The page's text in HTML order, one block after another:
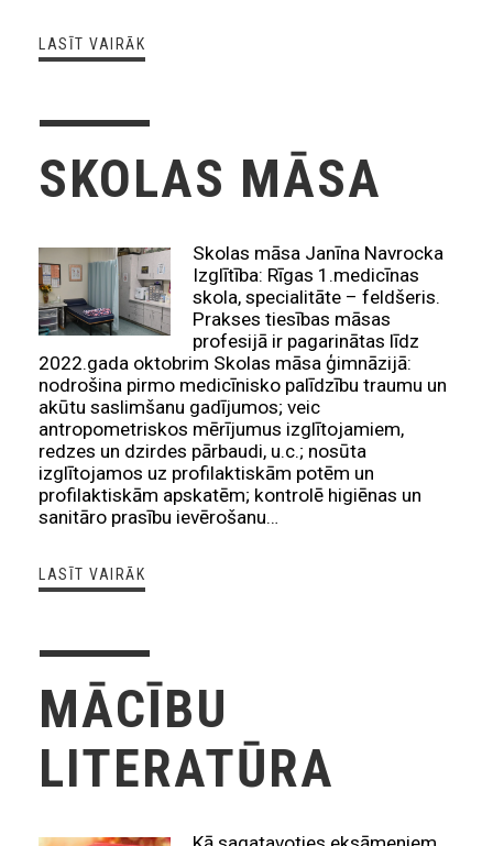
LASĪT VAIRĀK
SKOLAS MĀSA
Skolas māsa Janīna Navrocka
Izglītība: Rīgas 1.medicīnas
skola, specialitāte – feldšeris.
Prakses tiesības māsas
profesijā ir pagarinātas līdz
2022.gada oktobrim Skolas māsa ģimnāzijā:
nodrošina pirmo medicīnisko palīdzību traumu un
akūtu saslimšanu gadījumos; veic
antropometriskos mērījumus izglītojamiem,
redzes un dzirdes pārbaudi, u.c.; nosūta
izglītojamos uz profilaktiskām potēm un
profilaktiskām apskatēm; kontrolē higiēnas un
sanitāro prasību ievērošanu…
LASĪT VAIRĀK
MĀCĪBU
LITERATŪRA